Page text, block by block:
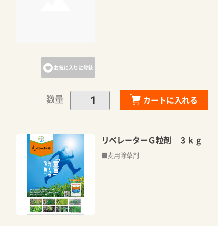
お気に入りに登録
数量 カートに入れる
リベレーターＧ粒剤 ３ｋｇ
■麦用除草剤